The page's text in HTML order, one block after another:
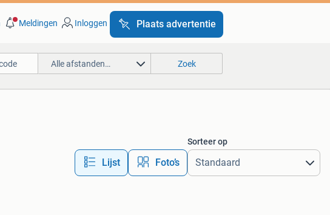
Meldingen Inloggen Plaats advertentie
Alle afstanden… Zoek
Lijst Foto’s
Sorteer op